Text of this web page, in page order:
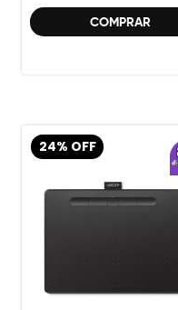
COMPRAR
24% OFF